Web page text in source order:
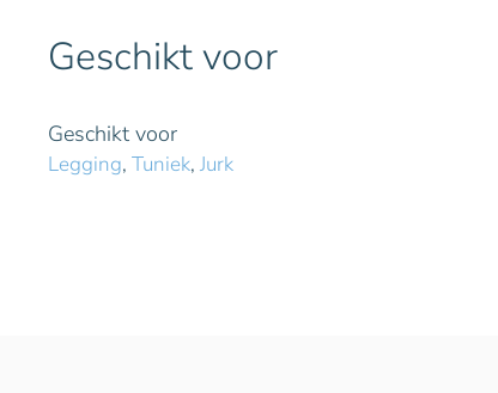
Geschikt voor
Geschikt voor
Legging, Tuniek, Jurk